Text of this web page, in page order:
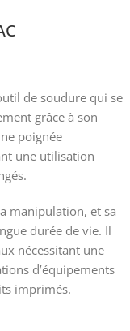
de soudure qui se
grâce à son
poignée
une utilisation
manipulation, et sa
durée de vie. Il
nécessitant une
d’équipements
imprimés.